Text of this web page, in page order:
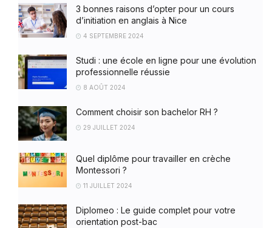
3 bonnes raisons d’opter pour un cours
d’initiation en anglais à Nice
4 SEPTEMBRE 2024
Studi : une école en ligne pour une évolution
professionnelle réussie
8 AOÛT 2024
Comment choisir son bachelor RH ?
29 JUILLET 2024
Quel diplôme pour travailler en crèche
Montessori ?
11 JUILLET 2024
Diplomeo : Le guide complet pour votre
orientation post-bac